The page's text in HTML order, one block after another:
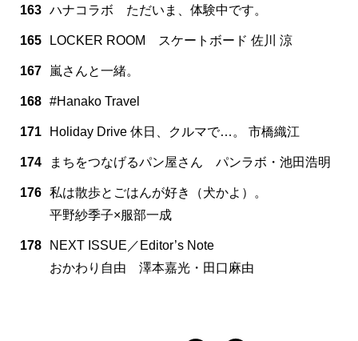
163 ハナコラボ ただいま、体験中です。
165 LOCKER ROOM スケートボード 佐川 涼
167 嵐さんと一緒。
168 #Hanako Travel
171 Holiday Drive 休日、クルマで…。 市橋織江
174 まちをつなげるパン屋さん パンラボ・池田浩明
176 私は散歩とごはんが好き（犬かよ）。
平野紗季子×服部一成
178
NEXT ISSUE／Editor’s Note
おかわり自由 澤本嘉光・田口麻由